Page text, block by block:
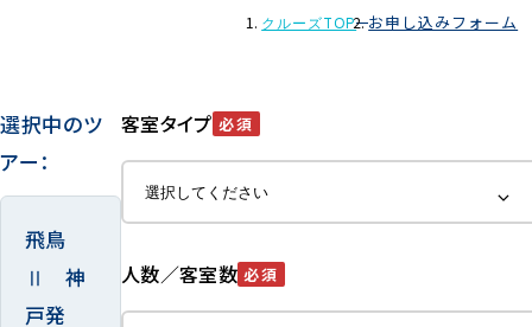
クルーズTOP お申し込みフォーム
選択中のツ
アー：
飛鳥
Ⅱ 神
戸発
客室タイプ 必須
人数／客室数 必須